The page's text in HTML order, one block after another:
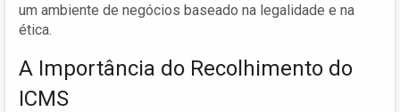
um ambiente de negócios baseado na legalidade e na
ética.
A Importância do Recolhimento do
ICMS